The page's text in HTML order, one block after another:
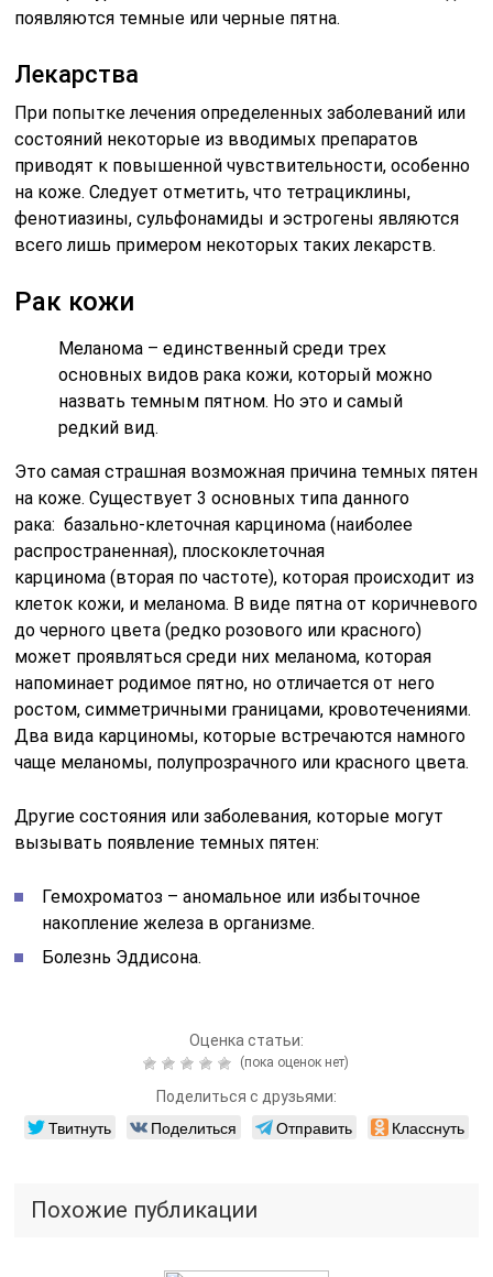
появляются темные или черные пятна.
Лекарства
При попытке лечения определенных заболеваний или
состояний некоторые из вводимых препаратов
приводят к повышенной чувствительности, особенно
на коже. Следует отметить, что тетрациклины,
фенотиазины, сульфонамиды и эстрогены являются
всего лишь примером некоторых таких лекарств.
Рак кожи
Меланома – единственный среди трех
основных видов рака кожи, который можно
назвать темным пятном. Но это и самый
редкий вид.
Это самая страшная возможная причина темных пятен
на коже. Существует 3 основных типа данного
рака: базально-клеточная карцинома (наиболее
распространенная), плоскоклеточная
карцинома (вторая по частоте), которая происходит из
клеток кожи, и меланома. В виде пятна от коричневого
до черного цвета (редко розового или красного)
может проявляться среди них меланома, которая
напоминает родимое пятно, но отличается от него
ростом, симметричными границами, кровотечениями.
Два вида карциномы, которые встречаются намного
чаще меланомы, полупрозрачного или красного цвета.
Другие состояния или заболевания, которые могут
вызывать появление темных пятен:
Гемохроматоз – аномальное или избыточное
накопление железа в организме.
Болезнь Эддисона.
Оценка статьи:
(пока оценок нет)
Поделиться с друзьями:
Твитнуть Поделиться Отправить Класснуть
Похожие публикации